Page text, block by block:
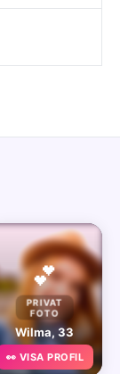
💕
PRIVAT
FOTO
Wilma, 33
👀 VISA PROFIL